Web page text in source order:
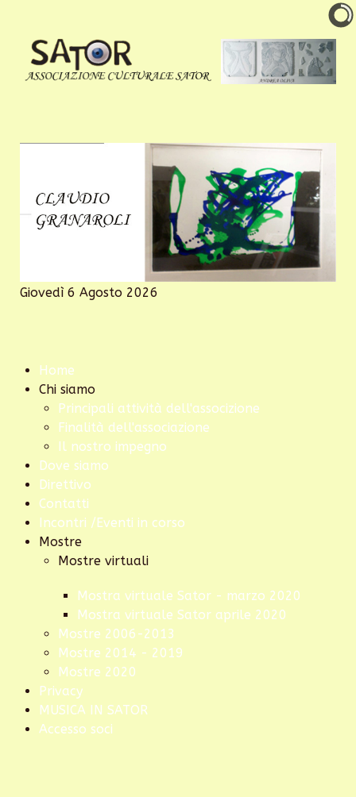
Giovedì 6 Agosto 2026
Home
Chi siamo
Principali attività dell'associzione
Finalità dell'associazione
Il nostro impegno
Dove siamo
Direttivo
Contatti
Incontri /Eventi in corso
Mostre
Mostre virtuali
Mostra virtuale Sator - marzo 2020
Mostra virtuale Sator aprile 2020
Mostre 2006-2013
Mostre 2014 - 2019
Mostre 2020
Privacy
MUSICA IN SATOR
Accesso soci